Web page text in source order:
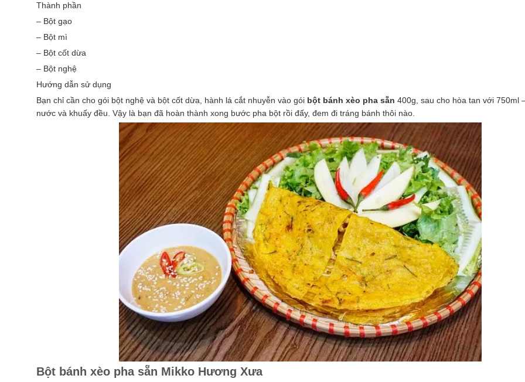
Thành phần
– Bột gạo
– Bột mì
– Bột cốt dừa
– Bột nghệ
Hướng dẫn sử dụng
Bạn chỉ cần cho gói bột nghệ và bột cốt dừa, hành lá cắt nhuyễn vào gói bột bánh xèo pha sẵn 400g, sau cho hòa tan với 750ml
nước và khuấy đều. Vậy là bạn đã hoàn thành xong bước pha bột rồi đấy, đem đi tráng bánh thôi nào.
Bột bánh xèo pha sẵn Mikko Hương Xưa